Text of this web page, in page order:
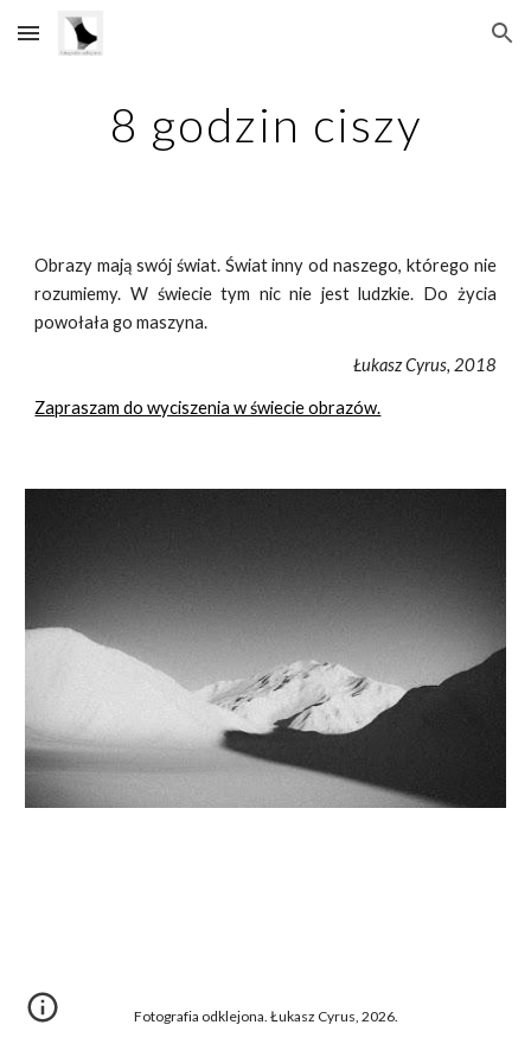
Skip to main content Skip to navigation
8 godzin ciszy
Obrazy mają swój świat. Świat inny od naszego, którego nie
rozumiemy. W świecie tym nic nie jest ludzkie. Do życia
powołała go maszyna.
Łukasz Cyrus, 2018
Zapraszam do wyciszenia w świecie obrazów.
Fotografia odklejona. Łukasz Cyrus, 2026.